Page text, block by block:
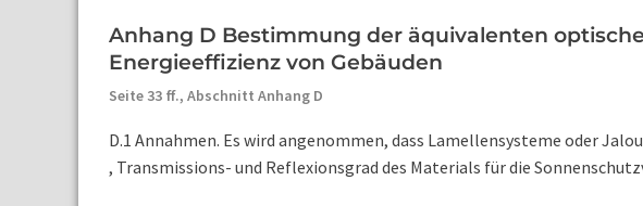
Anhang D Bestimmung der äquivalenten
Energieeffizienz von Gebäuden
Seite 33 ff., Abschnitt Anhang D
D.1 Annahmen. Es wird angenommen, dass Lamellensysteme oder
, Transmissions- und Reflexionsgrad des Materials für die